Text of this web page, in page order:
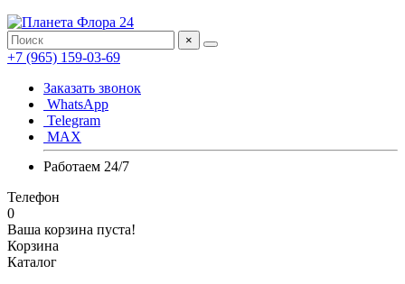
×
+7 (965) 159-03-69
Заказать звонок
WhatsApp
Telegram
MAX
Работаем 24/7
Телефон
0
Ваша корзина пуста!
Корзина
Каталог